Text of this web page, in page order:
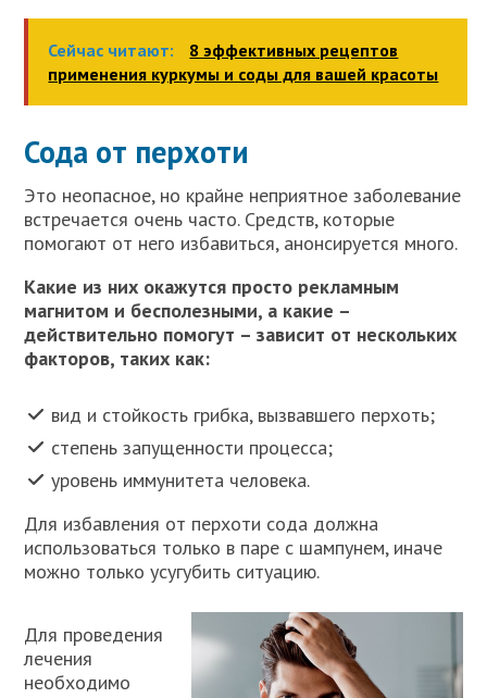
Сейчас читают:
8 эффективных рецептов
применения куркумы и соды для вашей красоты
Сода от перхоти
Это неопасное, но крайне неприятное заболевание
встречается очень часто. Средств, которые
помогают от него избавиться, анонсируется много.
Какие из них окажутся просто рекламным
магнитом и бесполезными, а какие –
действительно помогут – зависит от нескольких
факторов, таких как:
вид и стойкость грибка, вызвавшего перхоть;
степень запущенности процесса;
уровень иммунитета человека.
Для избавления от перхоти сода должна
использоваться только в паре с шампунем, иначе
можно только усугубить ситуацию.
Для проведения
лечения
необходимо